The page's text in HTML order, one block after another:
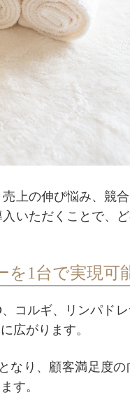
上の伸び悩み、競
いただくことで、
を1台で実現可
コルギ、リンパド
広がります。
り、顧客満足度
す。